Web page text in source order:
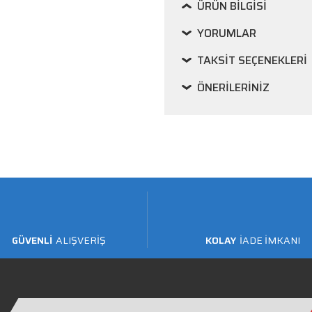
ÜRÜN BILGISI
YORUMLAR
TAKSIT SEÇENEKLERI
ÖNERILERINIZ
GÜVENLİ ALIŞVERİŞ KOLAY İADE İMKANI